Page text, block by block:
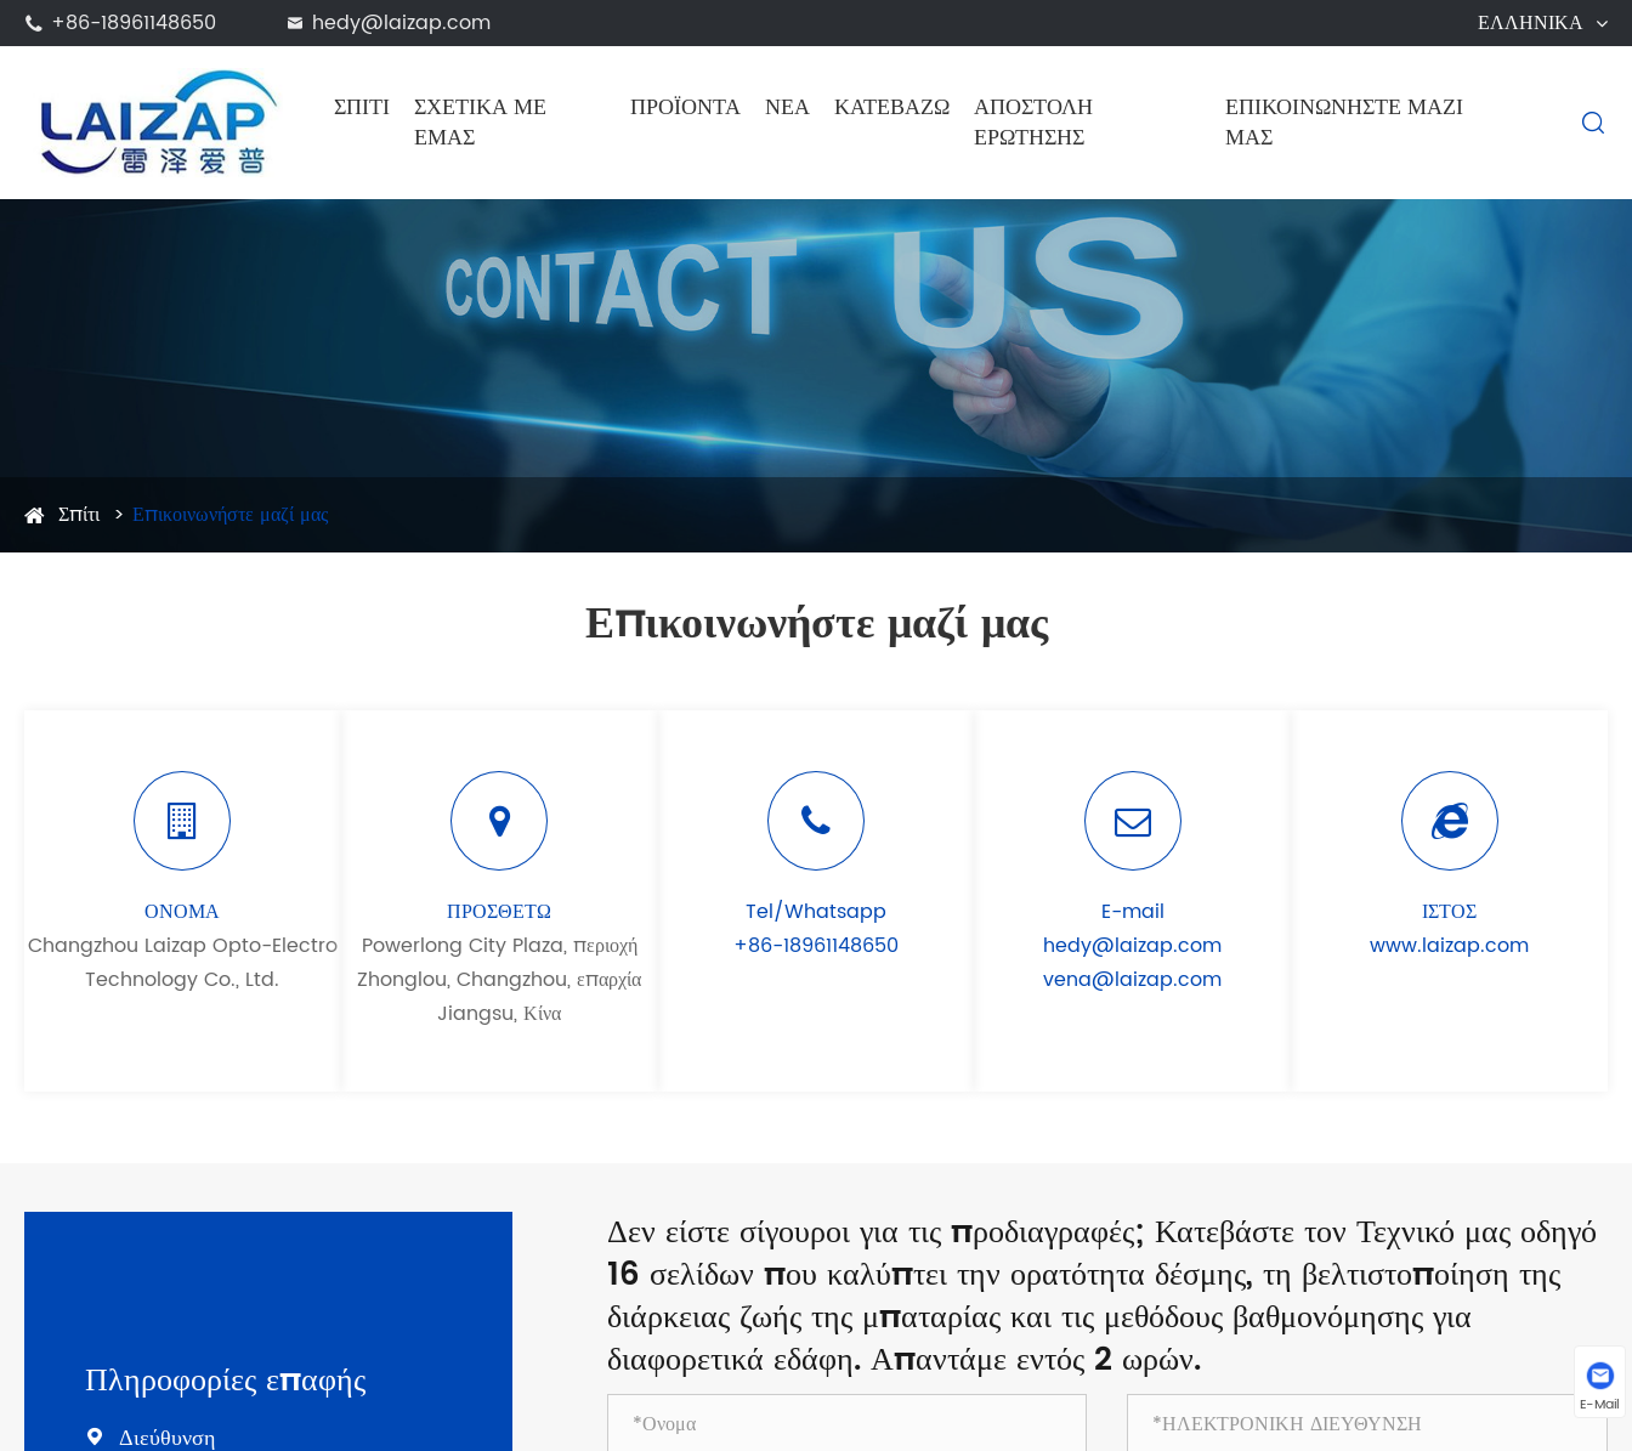
 +86-18961148650  hedy@laizap.com ΕΛΛΗΝΙΚΆ
ΣΠΊΤΙ
ΣΧΕΤΙΚΆ ΜΕ
ΕΜΆΣ
ΠΡΟΪΌΝΤΑ ΝΈΑ ΚΑΤΕΒΆΖΩ
ΑΠΟΣΤΟΛΉ
ΕΡΏΤΗΣΗΣ
ΕΠΙΚΟΙΝΩΝΉΣΤΕ ΜΑΖΊ
ΜΑΣ

Σπίτι Επικοινωνήστε μαζί μας
Επικοινωνήστε μαζί μας
ΟΝΟΜΑ
Changzhou Laizap Opto-Electro
Technology Co., Ltd.
ΠΡΟΣΘΕΤΩ
Powerlong City Plaza, περιοχή
Zhonglou, Changzhou, επαρχία
Jiangsu, Κίνα
Tel/Whatsapp
+86-18961148650
E-mail
hedy@laizap.com
vena@laizap.com
ΙΣΤΟΣ
www.laizap.com
Πληροφορίες επαφής
 Διεύθυνση
Δεν είστε σίγουροι για τις προδιαγραφές; Κατεβάστε τον Τεχνικό μας οδηγό
16 σελίδων που καλύπτει την ορατότητα δέσμης, τη βελτιστοποίηση της
διάρκειας ζωής της μπαταρίας και τις μεθόδους βαθμονόμησης για
διαφορετικά εδάφη. Απαντάμε εντός 2 ωρών.
E-Mail